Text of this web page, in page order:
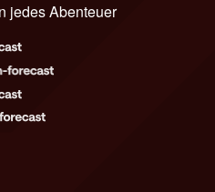
jedes Abenteuer